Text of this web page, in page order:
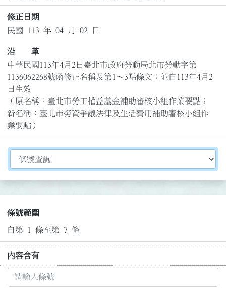
修正日期
民國 113 年 04 月 02 日
沿 革
中華民國113年4月2日臺北市政府勞動局北市勞動字第
1136062268號函修正名稱及第1～3點條文；並自113年4月2
日生效
（原名稱：臺北市勞工權益基金補助審核小組作業要點；
新名稱：臺北市勞資爭議法律及生活費用補助審核小組作
業要點）
切換選擇法規資訊內容
條號範圍
自第 1 條至第 7 條
內容含有